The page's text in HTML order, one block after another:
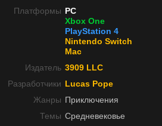
Платформы PC
Xbox One
PlayStation 4
Nintendo Switch
Mac
Издатель 3909 LLC
Разработчики Lucas Pope
Жанры Приключения
Темы Средневековье